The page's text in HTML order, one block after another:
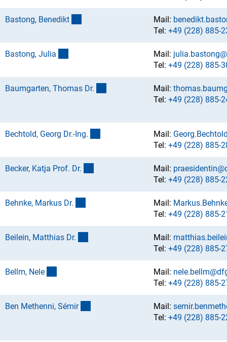
Bastong, Benedikt Mail:
Tel:+49 (228) 885-
Bastong, Julia Mail:
Tel:+49 (228) 885-
Baumgarten, Thomas Dr. (externer Link)Mail:
Tel:+49 (228) 885-
Bechtold, Georg Dr.-Ing. Mail:
Tel:+49 (228) 885-
Becker, Katja Prof. Dr. Mail:
Tel:+49 (228) 885-
Behnke, Markus Dr. Mail:
Tel:+49 (228) 885-
Beilein, Matthias Dr. Mail:
Tel:+49 (228) 885-
Bellm, Nele Mail:
Tel:+49 (228) 885-
Ben Methenni, Sémir Mail:
Tel:+49 (228) 885-